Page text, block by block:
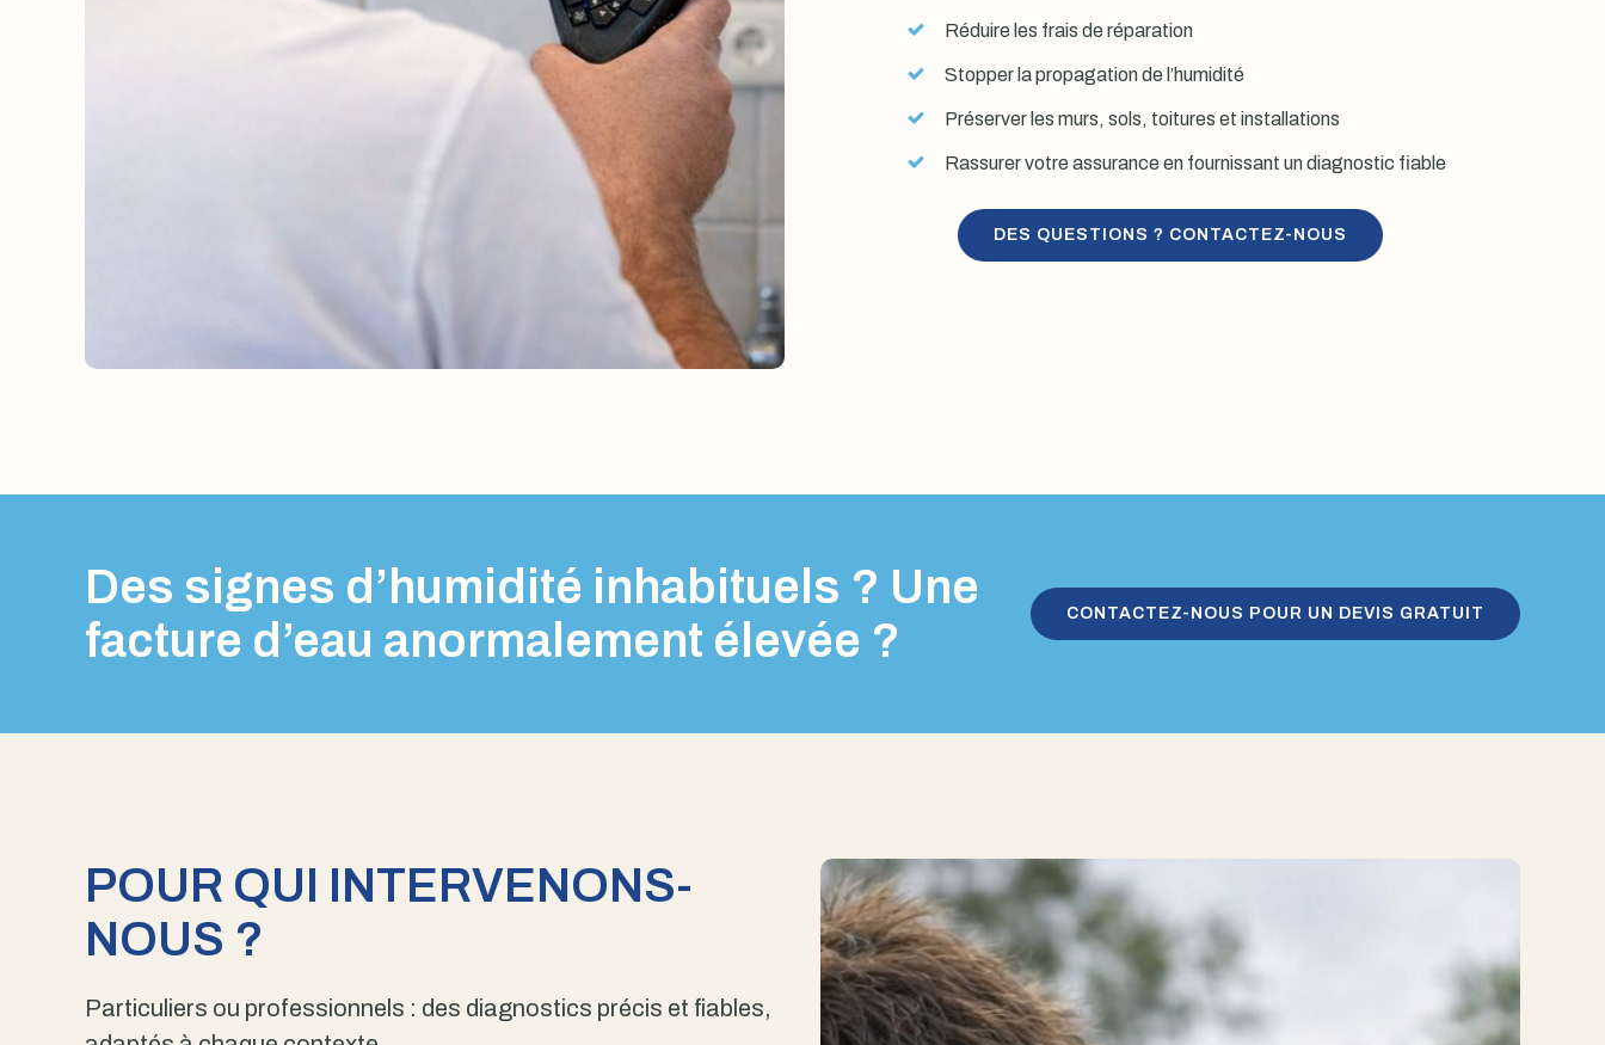
Réduire les frais de réparation
Stopper la propagation de l’humidité
Préserver les murs, sols, toitures et installations
Rassurer votre assurance en fournissant un diagnostic fiable
DES QUESTIONS ? CONTACTEZ-NOUS
Des signes d’humidité inhabituels ? Une
facture d’eau anormalement élevée ?
CONTACTEZ-NOUS POUR UN DEVIS GRATUIT
POUR QUI INTERVENONS-
NOUS ?
Particuliers ou professionnels : des diagnostics précis et fiables,